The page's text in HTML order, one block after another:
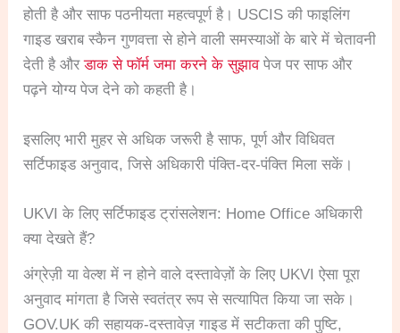
होती है और साफ पठनीयता महत्वपूर्ण है। USCIS की फाइलिंग
गाइड खराब स्कैन गुणवत्ता से होने वाली समस्याओं के बारे में चेतावनी
देती है औरडाक से फॉर्म जमा करने के सुझावपेज पर साफ और
पढ़ने योग्य पेज देने को कहती है।
इसलिए भारी मुहर से अधिक जरूरी है साफ, पूर्ण और विधिवत
सर्टिफाइड अनुवाद, जिसे अधिकारी पंक्ति-दर-पंक्ति मिला सकें।
UKVI के लिए सर्टिफाइड ट्रांसलेशन: Home Office अधिकारी
क्या देखते हैं?
अंग्रेज़ी या वेल्श में न होने वाले दस्तावेज़ों के लिए UKVI ऐसा पूरा
अनुवाद मांगता है जिसे स्वतंत्र रूप से सत्यापित किया जा सके।
GOV.UK की सहायक-दस्तावेज़ गाइड में सटीकता की पुष्टि,